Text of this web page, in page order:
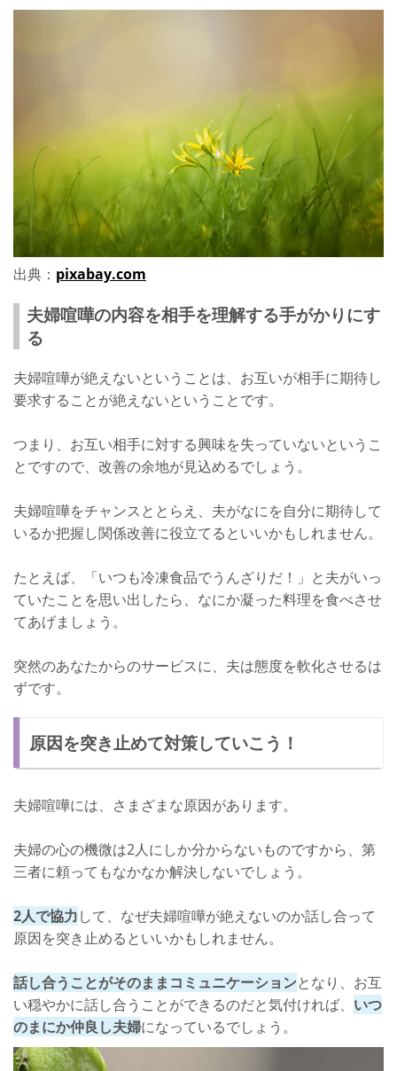
出典： pixabay.com
夫婦喧嘩の内容を相手を理解する手がかりにす
る
夫婦喧嘩が絶えないということは、お互いが相手に期待し
要求することが絶えないということです。
つまり、お互い相手に対する興味を失っていないというこ
とですので、改善の余地が見込めるでしょう。
夫婦喧嘩をチャンスととらえ、夫がなにを自分に期待して
いるか把握し関係改善に役立てるといいかもしれません。
たとえば、「いつも冷凍食品でうんざりだ！」と夫がいっ
ていたことを思い出したら、なにか凝った料理を食べさせ
てあげましょう。
突然のあなたからのサービスに、夫は態度を軟化させるは
ずです。
原因を突き止めて対策していこう！
夫婦喧嘩には、さまざまな原因があります。
夫婦の心の機微は2人にしか分からないものですから、第
三者に頼ってもなかなか解決しないでしょう。
2人で協力して、なぜ夫婦喧嘩が絶えないのか話し合って
原因を突き止めるといいかもしれません。
話し合うことがそのままコミュニケーションとなり、お互
い穏やかに話し合うことができるのだと気付ければ、 いつ
のまにか仲良し夫婦になっているでしょう。